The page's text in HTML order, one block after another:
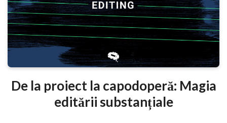
De la proiect la capodoperă: Magia
editării substanțiale